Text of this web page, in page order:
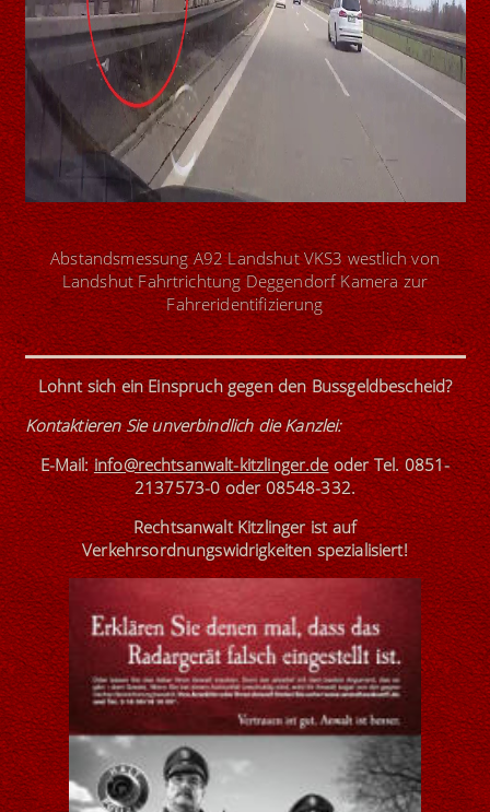
Abstandsmessung A92 Landshut VKS3 westlich von
Landshut Fahrtrichtung Deggendorf Kamera zur
Fahreridentifizierung
Lohnt sich ein Einspruch gegen den Bussgeldbescheid?
Kontaktieren Sie unverbindlich die Kanzlei:
E-Mail:info@rechtsanwalt-kitzlinger.de oderTel. 0851-
2137573-0oder08548-332.
Rechtsanwalt Kitzlinger istauf
Verkehrsordnungswidrigkeitenspezialisiert!